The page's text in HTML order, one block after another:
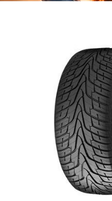
ROULAGE À PLAT